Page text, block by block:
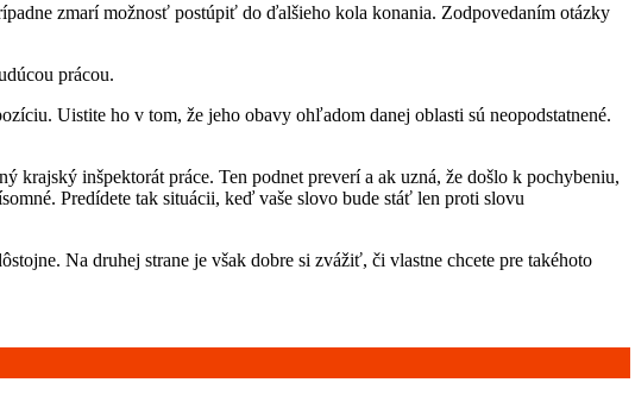
zmarí možnosť postúpiť do ďalšieho kola konania. Zodpovedaním otázky
prácou.
Uistite ho v tom, že jeho obavy ohľadom danej oblasti sú neopodstatnené.
krajský inšpektorát práce. Ten podnet preverí a ak uzná, že došlo k pochybeniu,
Predídete tak situácii, keď vaše slovo bude stáť len proti slovu
Na druhej strane je však dobre si zvážiť, či vlastne chcete pre takéhoto